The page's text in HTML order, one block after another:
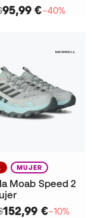
95,99 €−40%
MUJER
Moab Speed 2
152,99 €−10%